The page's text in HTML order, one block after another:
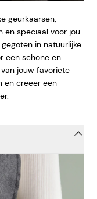
geurkaarsen,
en speciaal voor jou
in natuurlijke
een schone en
jouw favoriete
en creëer een